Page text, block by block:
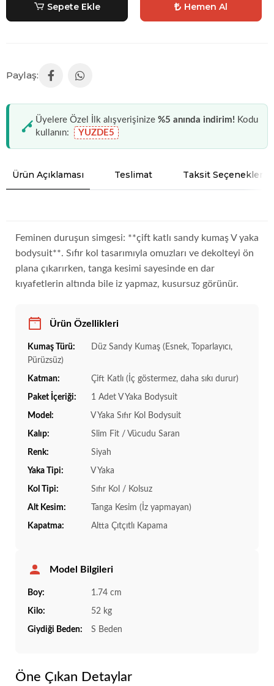
Sepete Ekle Hemen Al
Üyelere Özel İlk alışverişinize %5 anında indirim! Kodu
kullanın:
YUZDE5
Ürün Açıklaması Teslimat Taksit Seçenekleri
Feminen duruşun simgesi: **çift katlı sandy kumaş V yaka
bodysuit**. Sıfır kol tasarımıyla omuzları ve dekolteyi ön
plana çıkarırken, tanga kesimi sayesinde en dar
kıyafetlerin altında bile iz yapmaz, kusursuz görünür.
Ürün Özellikleri
Kumaş Türü:
Düz Sandy Kumaş (Esnek, Toparlayıcı,
Pürüzsüz)
Katman: Çift Katlı (İç göstermez, daha sıkı durur)
Paket İçeriği: 1 Adet V Yaka Bodysuit
Model: V Yaka Sıfır Kol Bodysuit
Kalıp: Slim Fit / Vücudu Saran
Renk: Siyah
Yaka Tipi: V Yaka
Kol Tipi: Sıfır Kol / Kolsuz
Alt Kesim: Tanga Kesim (İz yapmayan)
Kapatma: Altta Çıtçıtlı Kapama
Model Bilgileri
Boy: 1.74 cm
Kilo: 52 kg
Giydiği Beden: S Beden
Öne Çıkan Detaylar